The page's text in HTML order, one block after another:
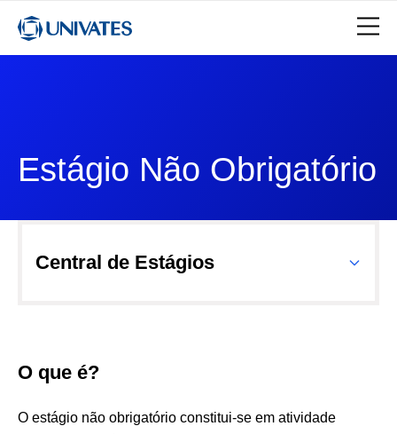
Estágio Não Obrigatório
O que é?
O estágio não obrigatório constitui-se em atividade
Central de Estágios